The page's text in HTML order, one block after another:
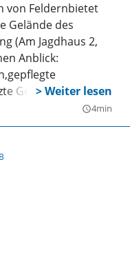
von Feldernbietet
Gelände des
(Am Jagdhaus 2,
Anblick:
Gebäude stehen
sich hier von den
dürfen.
query_builder4min